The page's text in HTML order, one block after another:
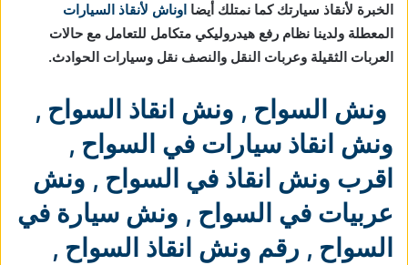
الخبرة لأنقاذ سيارتك كما نمتلك أيضا اوناش لأنقاذ السيارات
المعطلة ولدينا نظام رفع هيدروليكي متكامل للتعامل مع حالات
العربات الثقيلة وعربات النقل والنصف نقل وسيارات الحوادث.
ونش السواح , ونش انقاذ السواح ,
ونش انقاذ سيارات في السواح ,
اقرب ونش انقاذ في السواح , ونش
عربيات في السواح , ونش سيارة في
السواح , رقم ونش انقاذ السواح ,